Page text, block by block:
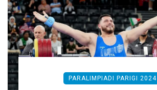
PARALIMPIADI PARIGI 2024